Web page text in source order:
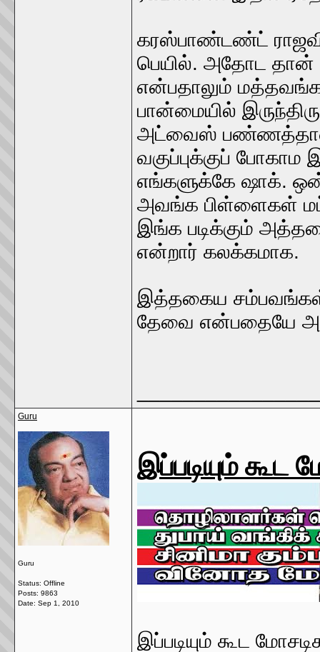
கரஸ்பாண்டண்ட்
பெயில். அதோட தான்
என்பதாலும்
பான்மையில்
அட்வைஸ்
வகுப்புக்குப் போகாம
எங்களுக்கே ஷாக்.
அவங்க பிள்ளைகள்
இங்க படிக்கும்
என்றார் கலக்கமாக.
இத்தகைய சம்பவங்கள்
தேவை என்பதையே
Guru
Guru
Status: Offline
Posts: 9863
Date: Sep 1, 2010
இப்படியும் கூட
இப்படியும் கூட